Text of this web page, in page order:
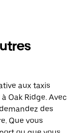
aux taxis
Oak Ridge. Avec
des
Que vous